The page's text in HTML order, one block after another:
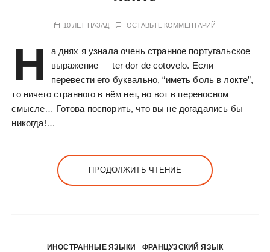
10 ЛЕТ НАЗАД ОСТАВЬТЕ КОММЕНТАРИЙ
Н
а днях я узнала очень странное португальское
выражение — ter dor de cotovelo. Если
перевести его буквально, “иметь боль в локте”,
то ничего странного в нём нет, но вот в переносном
смысле… Готова поспорить, что вы не догадались бы
никогда!…
ПРОДОЛЖИТЬ ЧТЕНИЕ
ИНОСТРАННЫЕ ЯЗЫКИ ФРАНЦУЗСКИЙ ЯЗЫК